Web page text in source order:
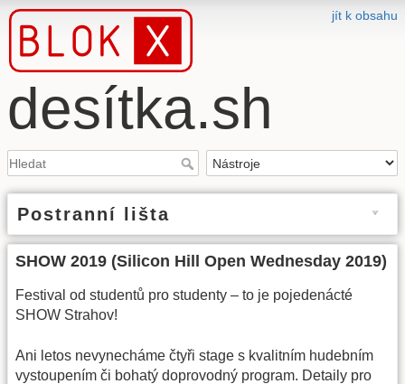
jít k obsahu
desítka.sh
Postranní lišta
SHOW 2019 (Silicon Hill Open Wednesday 2019)
Festival od studentů pro studenty – to je pojedenácté
SHOW Strahov!
Ani letos nevynecháme čtyři stage s kvalitním hudebním
vystoupením či bohatý doprovodný program. Detaily pro